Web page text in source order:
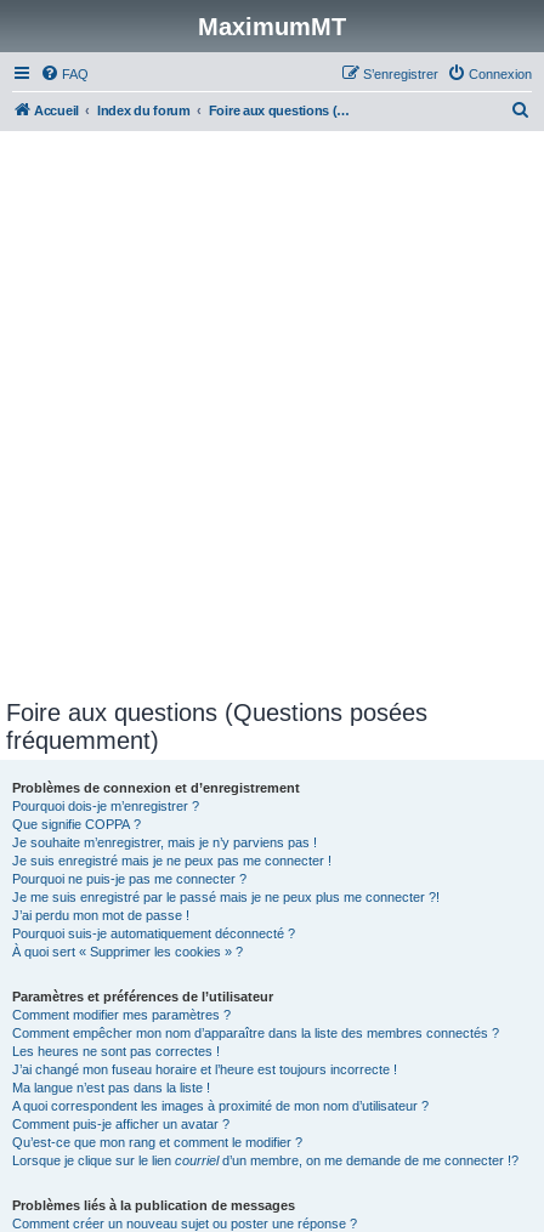
MaximumMT
FAQ Connexion
S’enregistrer
Accueil Index du forum Foire aux questions (Questions posées fréquemment)
Foire aux questions (Questions posées
fréquemment)
Problèmes de connexion et d’enregistrement
Pourquoi dois-je m’enregistrer ?
Que signifie COPPA ?
Je souhaite m’enregistrer, mais je n’y parviens pas !
Je suis enregistré mais je ne peux pas me connecter !
Pourquoi ne puis-je pas me connecter ?
Je me suis enregistré par le passé mais je ne peux plus me connecter ?!
J’ai perdu mon mot de passe !
Pourquoi suis-je automatiquement déconnecté ?
À quoi sert « Supprimer les cookies » ?
Paramètres et préférences de l’utilisateur
Comment modifier mes paramètres ?
Comment empêcher mon nom d’apparaître dans la liste des membres connectés ?
Les heures ne sont pas correctes !
J’ai changé mon fuseau horaire et l’heure est toujours incorrecte !
Ma langue n’est pas dans la liste !
A quoi correspondent les images à proximité de mon nom d’utilisateur ?
Comment puis-je afficher un avatar ?
Qu’est-ce que mon rang et comment le modifier ?
Lorsque je clique sur le lien courrield’un membre, on me demande de me connecter !?
Problèmes liés à la publication de messages
Comment créer un nouveau sujet ou poster une réponse ?